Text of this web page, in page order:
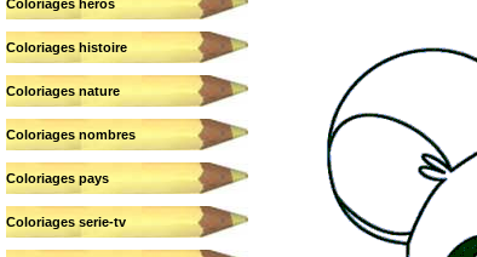
Coloriages heros
Coloriages histoire
Coloriages nature
Coloriages nombres
Coloriages pays
Coloriages serie-tv